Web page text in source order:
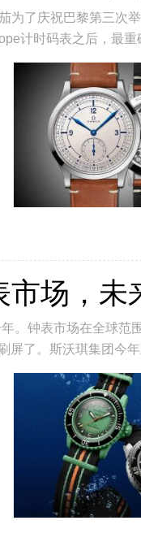
为了庆祝巴黎第三次
计时码表之后，
市场，未
。钟表市场在全球
屏了。斯沃琪集团今